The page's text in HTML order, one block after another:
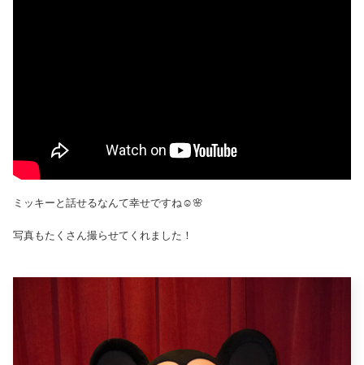
ミッキーと話せるなんて幸せですね☺️🌸
写真もたくさん撮らせてくれました！